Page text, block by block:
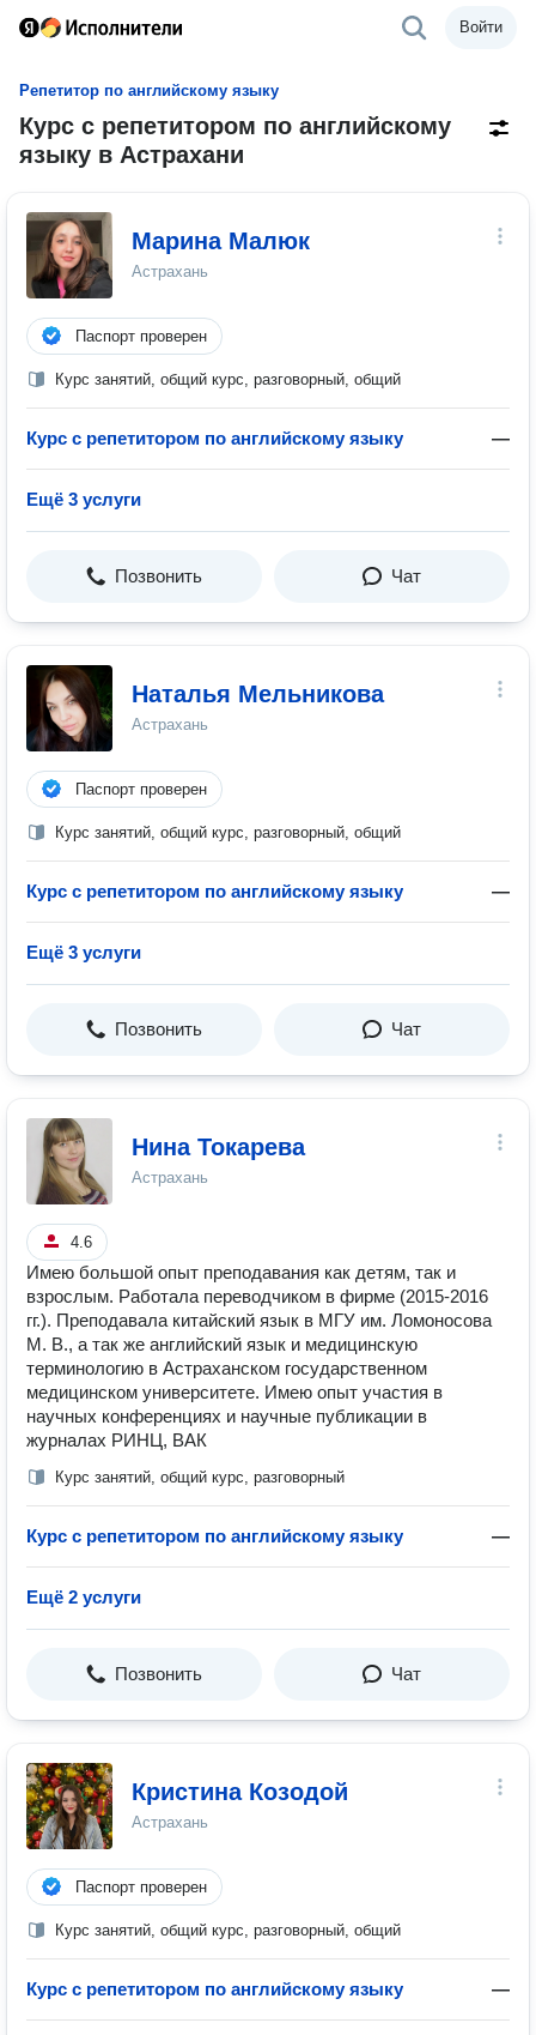
Войти
Репетитор по английскому языку
Курс с репетитором по английскому
языку в Астрахани
Марина Малюк
Астрахань
Паспорт проверен
Курс занятий, общий курс, разговорный, общий
Курс с репетитором по английскому языку —
Ещё 3 услуги
Позвонить Чат
Наталья Мельникова
Астрахань
Паспорт проверен
Курс занятий, общий курс, разговорный, общий
Курс с репетитором по английскому языку —
Ещё 3 услуги
Позвонить Чат
Нина Токарева
Астрахань
4.6
Имею большой опыт преподавания как детям, так и
взрослым. Работала переводчиком в фирме (2015-2016
гг.). Преподавала китайский язык в МГУ им. Ломоносова
М. В., а так же английский язык и медицинскую
терминологию в Астраханском государственном
медицинском университете. Имею опыт участия в
научных конференциях и научные публикации в
журналах РИНЦ, ВАК
Курс занятий, общий курс, разговорный
Курс с репетитором по английскому языку —
Ещё 2 услуги
Позвонить Чат
Кристина Козодой
Астрахань
Паспорт проверен
Курс занятий, общий курс, разговорный, общий
Курс с репетитором по английскому языку —